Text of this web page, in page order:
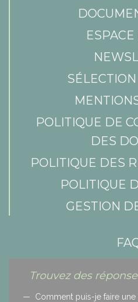
POLITIQUE DE
DES
POLITIQUE DES
POLITIQUE
GESTION
Trouvez des
Comment puis-je faire une